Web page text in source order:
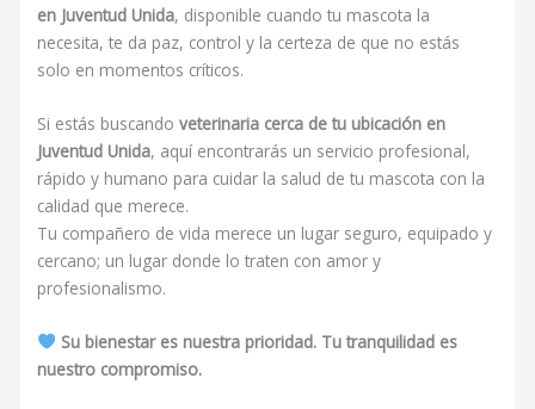
en Juventud Unida, disponible cuando tu mascota la
necesita, te da paz, control y la certeza de que no estás
solo en momentos críticos.
Si estás buscandoveterinaria cerca de tu ubicación en
Juventud Unida, aquí encontrarás un servicio profesional,
rápido y humano para cuidar la salud de tu mascota con la
calidad que merece.
Tu compañero de vida merece un lugar seguro, equipado y
cercano; un lugar donde lo traten con amor y
profesionalismo.
Su bienestar es nuestra prioridad. Tu tranquilidad es
nuestro compromiso.